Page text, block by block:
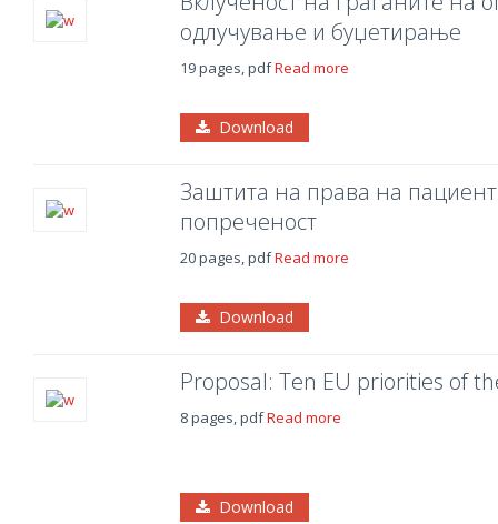
одлучување и буџетирање
19 pages, pdfRead more
Download
Заштита на права на
попреченост
20 pages, pdfRead more
Download
Proposal: Ten EU priorities of
8 pages, pdfRead more
Download